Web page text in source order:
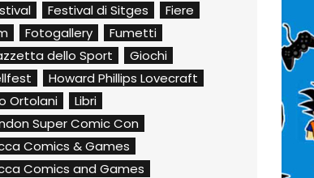
Festival di Sitges
Fiere
Fotogallery
Fumetti
dello Sport
Giochi
Howard Phillips Lovecraft
Ortolani
Libri
Super Comic Con
Comics & Games
Comics and Games